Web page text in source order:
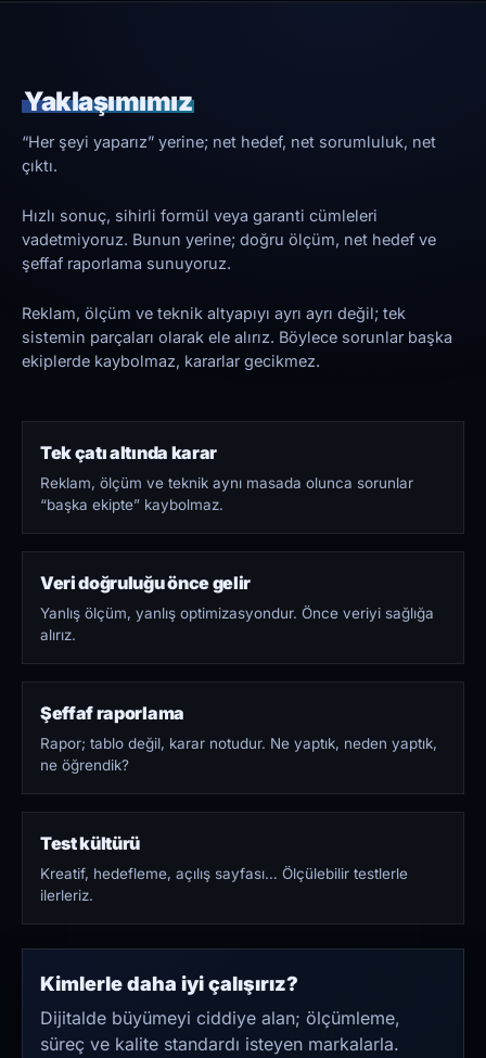
Yaklaşımımız
“Her şeyi yaparız” yerine; net hedef, net sorumluluk, net
çıktı.
Hızlı sonuç, sihirli formül veya garanti cümleleri
vadetmiyoruz. Bunun yerine; doğru ölçüm, net hedef ve
şeffaf raporlama sunuyoruz.
Reklam, ölçüm ve teknik altyapıyı ayrı ayrı değil; tek
sistemin parçaları olarak ele alırız. Böylece sorunlar başka
ekiplerde kaybolmaz, kararlar gecikmez.
Tek çatı altında karar
Reklam, ölçüm ve teknik aynı masada olunca sorunlar
“başka ekipte” kaybolmaz.
Veri doğruluğu önce gelir
Yanlış ölçüm, yanlış optimizasyondur. Önce veriyi sağlığa
alırız.
Şeffaf raporlama
Rapor; tablo değil, karar notudur. Ne yaptık, neden yaptık,
ne öğrendik?
Test kültürü
Kreatif, hedefleme, açılış sayfası… Ölçülebilir testlerle
ilerleriz.
Kimlerle daha iyi çalışırız?
Dijitalde büyümeyi ciddiye alan; ölçümleme,
süreç ve kalite standardı isteyen markalarla.